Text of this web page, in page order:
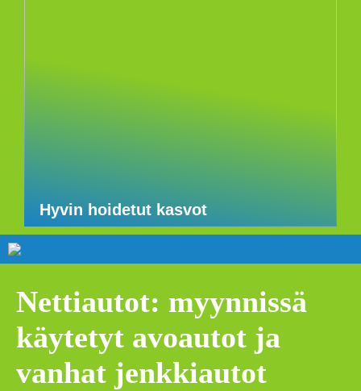
Hyvin hoidetut kasvot
Nettiautot: myynnissä
käytetyt avoautot ja
vanhat jenkkiautot